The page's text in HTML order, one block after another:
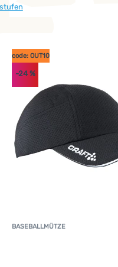
BASEBALLMÜTZE
code: OUT10
-24%